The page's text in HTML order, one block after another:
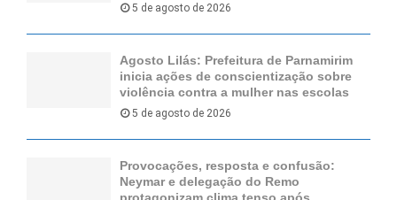
5 de agosto de 2026
Agosto Lilás: Prefeitura de Parnamirim
inicia ações de conscientização sobre
violência contra a mulher nas escolas
5 de agosto de 2026
Provocações, resposta e confusão:
Neymar e delegação do Remo
protagonizam clima tenso após